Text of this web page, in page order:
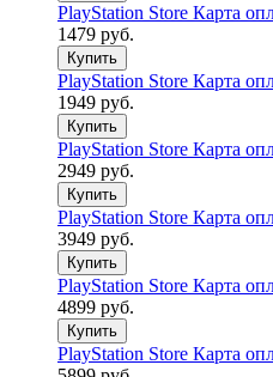
PlayStation Store Карта
1479 руб.
Купить
PlayStation Store Карта
1949 руб.
Купить
PlayStation Store Карта
2949 руб.
Купить
PlayStation Store Карта
3949 руб.
Купить
PlayStation Store Карта
4899 руб.
Купить
PlayStation Store Карта